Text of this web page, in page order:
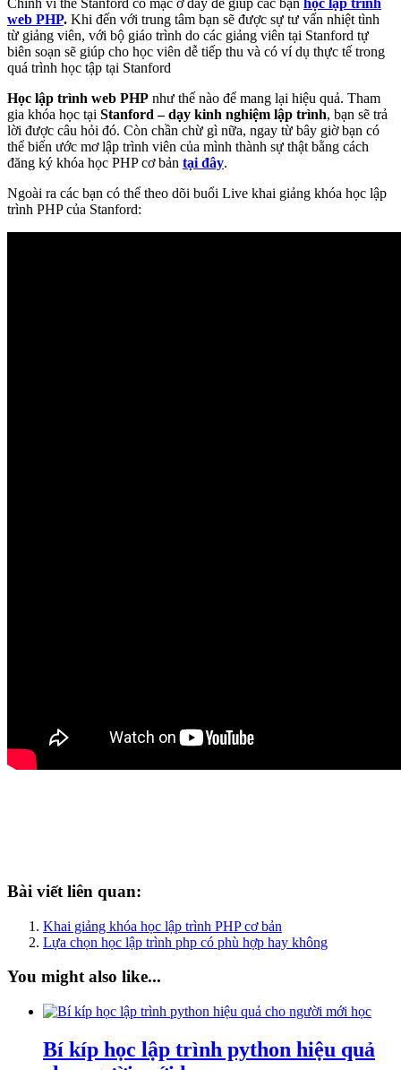
Chính vì thế Stanford có mặc ở đây để giúp các bạn học lập trình
web PHP. Khi đến với trung tâm bạn sẽ được sự tư vấn nhiệt tình
từ giảng viên, với bộ giáo trình do các giảng viên tại Stanford tự
biên soạn sẽ giúp cho học viên dễ tiếp thu và có ví dụ thực tế trong
quá trình học tập tại Stanford
Học lập trình web PHP như thế nào để mang lại hiệu quả. Tham
gia khóa học tại Stanford – dạy kinh nghiệm lập trình, bạn sẽ trả
lời được câu hỏi đó. Còn chần chừ gì nữa, ngay từ bây giờ bạn có
thể biến ước mơ lập trình viên của mình thành sự thật bằng cách
đăng ký khóa học PHP cơ bản tại đây.
Ngoài ra các bạn có thể theo dõi buổi Live khai giảng khóa học lập
trình PHP của Stanford:
Bài viết liên quan:
Khai giảng khóa học lập trình PHP cơ bản
Lựa chọn học lập trình php có phù hợp hay không
You might also like...
Bí kíp học lập trình python hiệu quả